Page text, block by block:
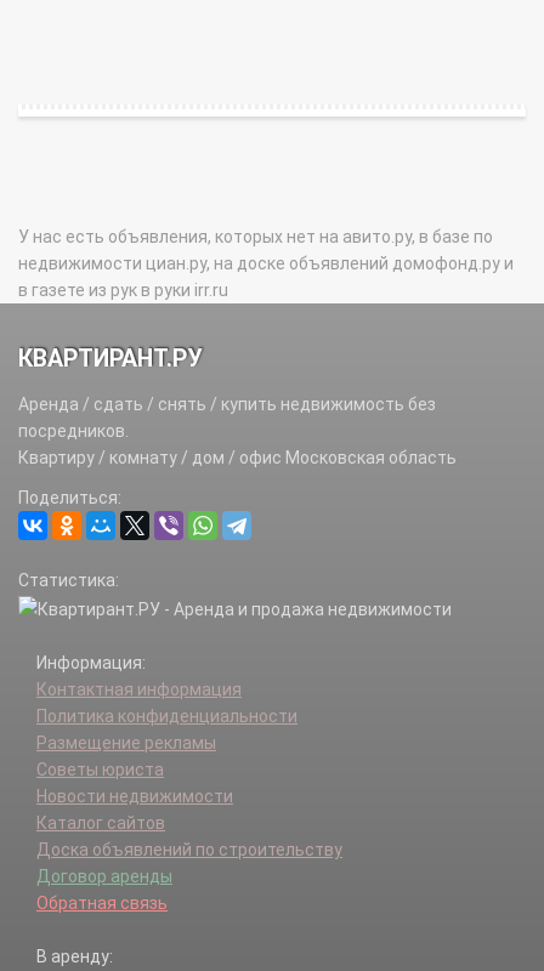
У нас есть объявления, которых нет на авито.ру, в базе по
недвижимости циан.ру, на доске объявлений домофонд.ру и
в газете из рук в руки irr.ru
КВАРТИРАНТ.РУ
Аренда / сдать / снять / купить недвижимость без
посредников.
Квартиру / комнату / дом / офис Московская область
Поделиться:
Статистика:
Информация:
Контактная информация
Политика конфиденциальности
Размещение рекламы
Советы юриста
Новости недвижимости
Каталог сайтов
Доска объявлений по строительству
Договор аренды
Обратная связь
В аренду: